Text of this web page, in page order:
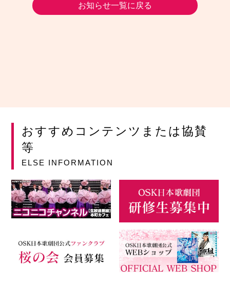
お知らせ一覧に戻る
おすすめコンテンツまたは協賛
等
ELSE INFORMATION